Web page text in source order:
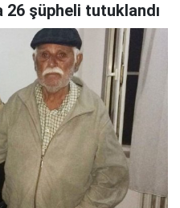
26 şüpheli tutuklandı